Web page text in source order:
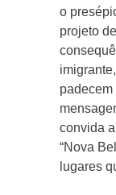
o
projeto
padecem
convida
“Nova
lugares